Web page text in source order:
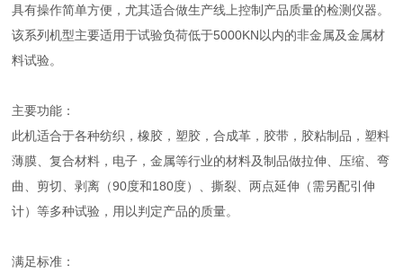
具有操作简单方便，尤其适合做生产线上控制产品质量的检测仪器。
该系列机型主要适用于试验负荷低于5000KN以内的非金属及金属材
料试验。
主要功能：
此机适合于各种纺织，橡胶，塑胶，合成革，胶带，胶粘制品，塑料
薄膜、复合材料，电子，金属等行业的材料及制品做拉伸、压缩、弯
曲、剪切、剥离（90度和180度）、撕裂、两点延伸（需另配引伸
计）等多种试验，用以判定产品的质量。
满足标准：